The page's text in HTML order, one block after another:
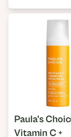
Paula's
Vitamin C +